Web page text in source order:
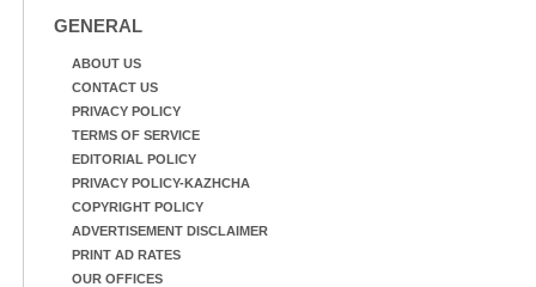
GENERAL
ABOUT US
CONTACT US
PRIVACY POLICY
TERMS OF SERVICE
EDITORIAL POLICY
PRIVACY POLICY-KAZHCHA
COPYRIGHT POLICY
ADVERTISEMENT DISCLAIMER
PRINT AD RATES
OUR OFFICES